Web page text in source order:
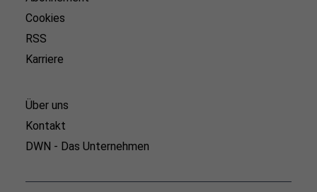
Cookies
RSS
Karriere
Über uns
Kontakt
DWN - Das Unternehmen